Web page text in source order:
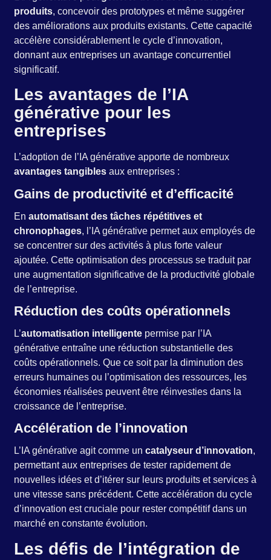
produits, concevoir des prototypes et même suggérer
des améliorations aux produits existants. Cette capacité
accélère considérablement le cycle d’innovation,
donnant aux entreprises un avantage concurrentiel
significatif.
Les avantages de l’IA
générative pour les
entreprises
L’adoption de l’IA générative apporte de nombreux
avantages tangibles aux entreprises :
Gains de productivité et d’efficacité
Enautomatisant des tâches répétitives et
chronophages, l’IA générative permet aux employés de
se concentrer sur des activités à plus forte valeur
ajoutée. Cette optimisation des processus se traduit par
une augmentation significative de la productivité globale
de l’entreprise.
Réduction des coûts opérationnels
L’automatisation intelligente permise par l’IA
générative entraîne une réduction substantielle des
coûts opérationnels. Que ce soit par la diminution des
erreurs humaines ou l’optimisation des ressources, les
économies réalisées peuvent être réinvesties dans la
croissance de l’entreprise.
Accélération de l’innovation
L’IA générative agit comme uncatalyseur d’innovation,
permettant aux entreprises de tester rapidement de
nouvelles idées et d’itérer sur leurs produits et services à
une vitesse sans précédent. Cette accélération du cycle
d’innovation est cruciale pour rester compétitif dans un
marché en constante évolution.
Les défis de l’intégration de